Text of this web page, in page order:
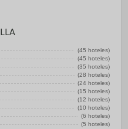
(45 hoteles)
(45 hoteles)
(35 hoteles)
(28 hoteles)
(24 hoteles)
(15 hoteles)
(12 hoteles)
(10 hoteles)
(6 hoteles)
(5 hoteles)